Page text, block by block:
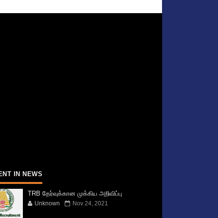
IN NEWS
TRB தேர்வுக்கான முக்கிய அறிவிப்பு
Unknown Nov 24, 2021